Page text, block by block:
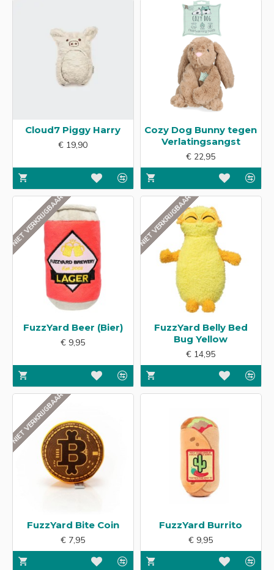
Cloud7 Piggy Harry
€ 19,90
Cozy Dog Bunny tegen
Verlatingsangst
€ 22,95
NIET VERKRIJGBAAR
FuzzYard Beer (Bier)
€ 9,95
NIET VERKRIJGBAAR
FuzzYard Belly Bed
Bug Yellow
€ 14,95
NIET VERKRIJGBAAR
FuzzYard Bite Coin
€ 7,95
FuzzYard Burrito
€ 9,95